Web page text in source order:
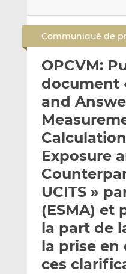
Communiqué de
OPCVM:
document
and
Exposure
UCITS »
(ESMA) et
la part de
la prise en
ces